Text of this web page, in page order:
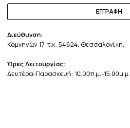
ΕΓΓΡΑΦΗ
Διεύθυνση:
Κομνηνών 17, τ.κ. 54624, Θεσσαλονίκη.
Ώρες Λειτουργίας:
Δευτέρα-Παρασκευή: 10.00π.μ.-15.00μ.μ.